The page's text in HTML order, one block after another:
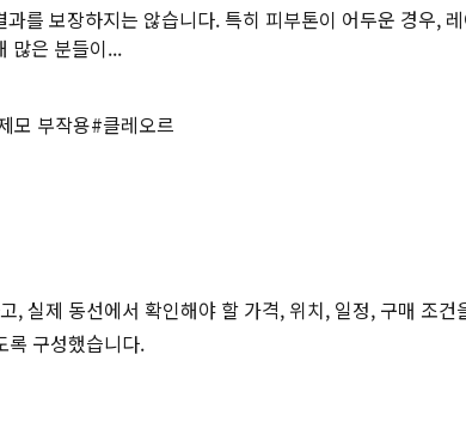
를 보장하지는 않습니다. 특히 피부톤이 어두운 경우,
많은 분들이...
모 부작용#클레오르
실제 동선에서 확인해야 할 가격, 위치, 일정, 구매 조
록 구성했습니다.